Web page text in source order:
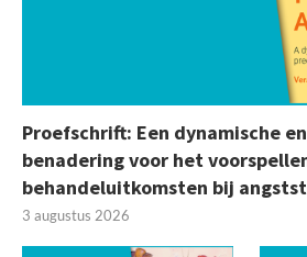
Proefschrift: Een dynamische
benadering voor het
behandeluitkomsten bij
3 augustus 2026